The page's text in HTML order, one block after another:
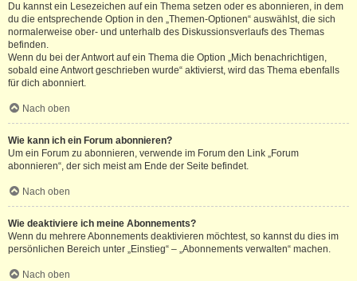
Du kannst ein Lesezeichen auf ein Thema setzen oder es abonnieren, in dem
du die entsprechende Option in den „Themen-Optionen“ auswählst, die sich
normalerweise ober- und unterhalb des Diskussionsverlaufs des Themas
befinden.
Wenn du bei der Antwort auf ein Thema die Option „Mich benachrichtigen,
sobald eine Antwort geschrieben wurde“ aktivierst, wird das Thema ebenfalls
für dich abonniert.
Nach oben
Wie kann ich ein Forum abonnieren?
Um ein Forum zu abonnieren, verwende im Forum den Link „Forum
abonnieren“, der sich meist am Ende der Seite befindet.
Nach oben
Wie deaktiviere ich meine Abonnements?
Wenn du mehrere Abonnements deaktivieren möchtest, so kannst du dies im
persönlichen Bereich unter „Einstieg“ – „Abonnements verwalten“ machen.
Nach oben